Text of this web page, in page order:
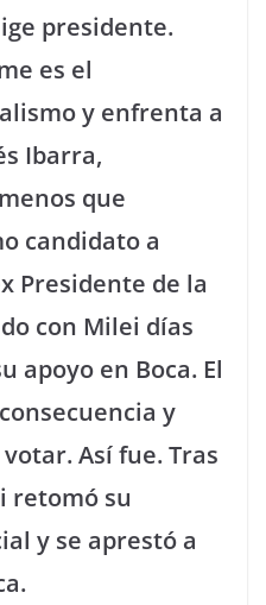
presidente.
es el
y enfrenta a
Ibarra,
que
candidato a
Presidente de la
con Milei días
apoyo en Boca. El
y
Así fue. Tras
retomó su
y se aprestó a